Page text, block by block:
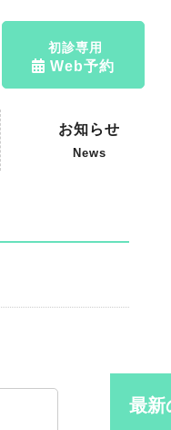
初診専用
Web予約
お知らせ
News
最新